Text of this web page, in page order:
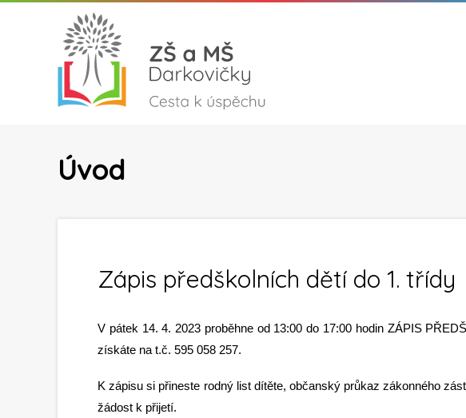
Úvod
Zápis předškolních dětí do 1. třídy
V pátek 14. 4. 2023 proběhne od 13:00 do 17:00 hodin ZÁPIS
získáte na t.č. 595 058 257.
K zápisu si přineste rodný list dítěte, občanský průkaz zákonného
žádost k přijetí.